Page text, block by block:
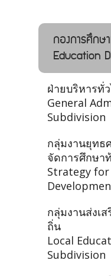
กองการศึก
Education
ฝ่ายบริหารทั่
General
Subdivision
กลุ่มงานยุทธ
จัดการศึกษา
Strategy for
กลุ่มงานส่งเ
ถิ่น
Local
Subdivision